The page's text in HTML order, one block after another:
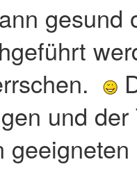
gesund
und